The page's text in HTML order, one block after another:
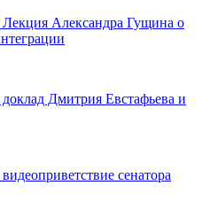
Александра Гущина о
Дмитрия Евстафьева и
сенатора